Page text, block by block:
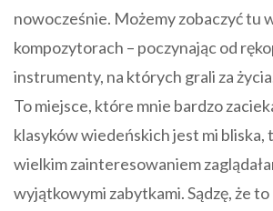
nowocześnie. Możemy zobaczyć tu
kompozytorach – poczynając od
instrumenty, na których grali za
To miejsce, które mnie bardzo
klasyków wiedeńskich jest mi bliska,
wielkim zainteresowaniem
wyjątkowymi zabytkami. Sądzę, że to